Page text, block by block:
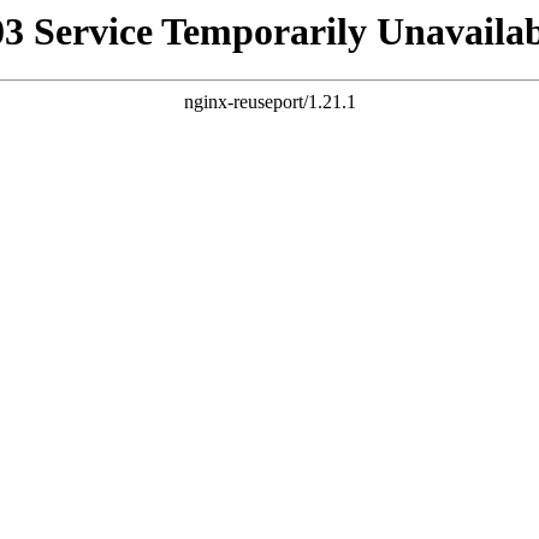
Service Temporarily
nginx-reuseport/1.21.1